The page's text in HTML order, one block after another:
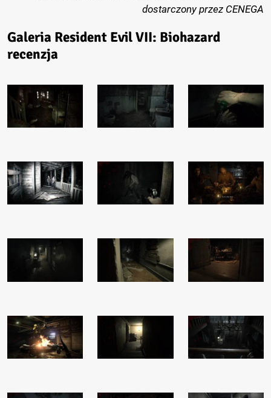
dostarczony przez CENEGA
Galeria Resident Evil VII: Biohazard
recenzja